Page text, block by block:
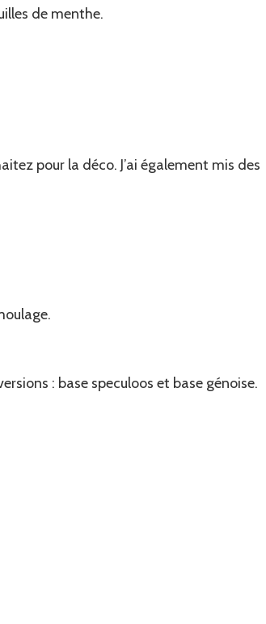
de menthe.
pour la déco. J’ai également mis des
: base speculoos et base génoise.